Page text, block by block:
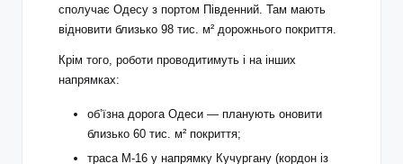
сполучає Одесу з портом Південний. Там мають
відновити близько 98 тис. м² дорожнього покриття.
Крім того, роботи проводитимуть і на інших
напрямках:
об’їзна дорога Одеси — планують оновити
близько 60 тис. м² покриття;
траса М-16 у напрямку Кучургану (кордон із